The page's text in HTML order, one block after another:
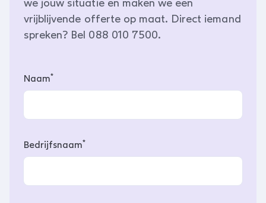
we jouw situatie en maken we een
vrijblijvende offerte op maat. Direct iemand
spreken? Bel 088 010 7500.
Naam*
Bedrijfsnaam*